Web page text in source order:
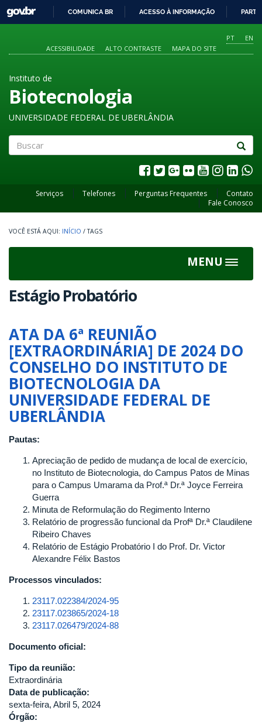
O
CONTEÚDO
GOVBR
COMUNICA BR ACESSO À INFORMAÇÃO
PT
EN
ACESSIBILIDADE
ALTO CONTRASTE MAPA DO SITE
Instituto de
Biotecnologia
UNIVERSIDADE FEDERAL DE UBERLÂNDIA
Serviços Telefones Perguntas Frequentes
Contato
Fale Conosco
INÍCIO / TAGS
MENU
Toggle
Estágio Probatório
ATA DA 6ª REUNIÃO
[EXTRAORDINÁRIA] DE 2024 DO
CONSELHO DO INSTITUTO DE
BIOTECNOLOGIA DA
UNIVERSIDADE FEDERAL DE
UBERLÂNDIA
Pautas:
Apreciação de pedido de mudança de local de exercício,
no Instituto de Biotecnologia, do Campus Patos de Minas
para o Campus Umarama da Prof.ª Dr.ª Joyce Ferreira
Guerra
Minuta de Reformulação do Regimento Interno
Relatório de progressão funcional da Profª Dr.ª Claudilene
Ribeiro Chaves
Relatório de Estágio Probatório I do Prof. Dr. Victor
Alexandre Félix Bastos
Processos vinculados:
23117.022384/2024-95
23117.023865/2024-18
23117.026479/2024-88
Documento oficial:
Tipo da reunião:
Extraordinária
Data de publicação:
sexta-feira, Abril 5, 2024
Órgão: